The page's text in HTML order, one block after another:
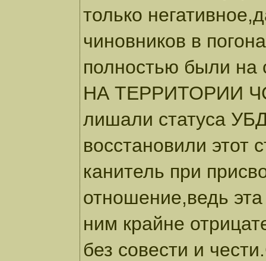
только
чиновников в
полностью были
НА ТЕРРИТОРИИ
лишали статуса
восстановили этот
канитель при
отношение,ведь
ним крайне
без совести и